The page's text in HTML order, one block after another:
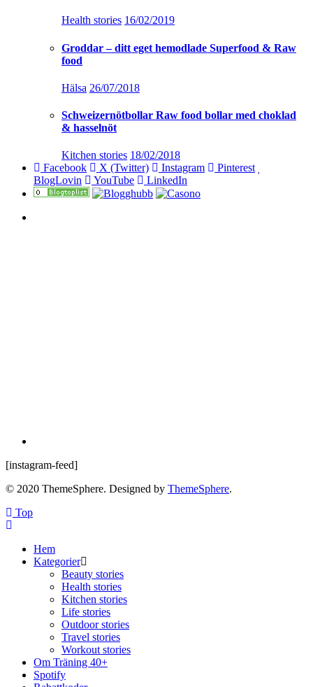
Health stories 16/02/2019
Groddar – ditt eget hemodlade Superfood & Raw
food
Hälsa 26/07/2018
Schweizernötbollar Raw food bollar med choklad
& hasselnöt
Kitchen stories 18/02/2018
Facebook
X (Twitter) Instagram
Pinterest
BlogLovin
YouTube LinkedIn
[instagram-feed]
© 2020 ThemeSphere. Designed by ThemeSphere.
Top
Hem
Kategorier
Beauty stories
Health stories
Kitchen stories
Life stories
Outdoor stories
Travel stories
Workout stories
Om Träning 40+
Spotify